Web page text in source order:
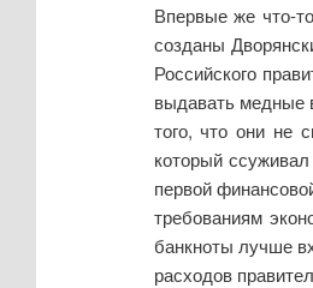
Впервые же что-
созданы
Российского
выдавать медные
того, что они не
который
первой
требованиям
банкноты лучше
расходов